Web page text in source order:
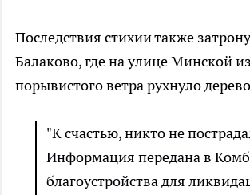
Последствия стихии также
Балаково, где на улице Минской
порывистого ветра рухнуло
"К счастью, никто не
Информация передана в
благоустройства для